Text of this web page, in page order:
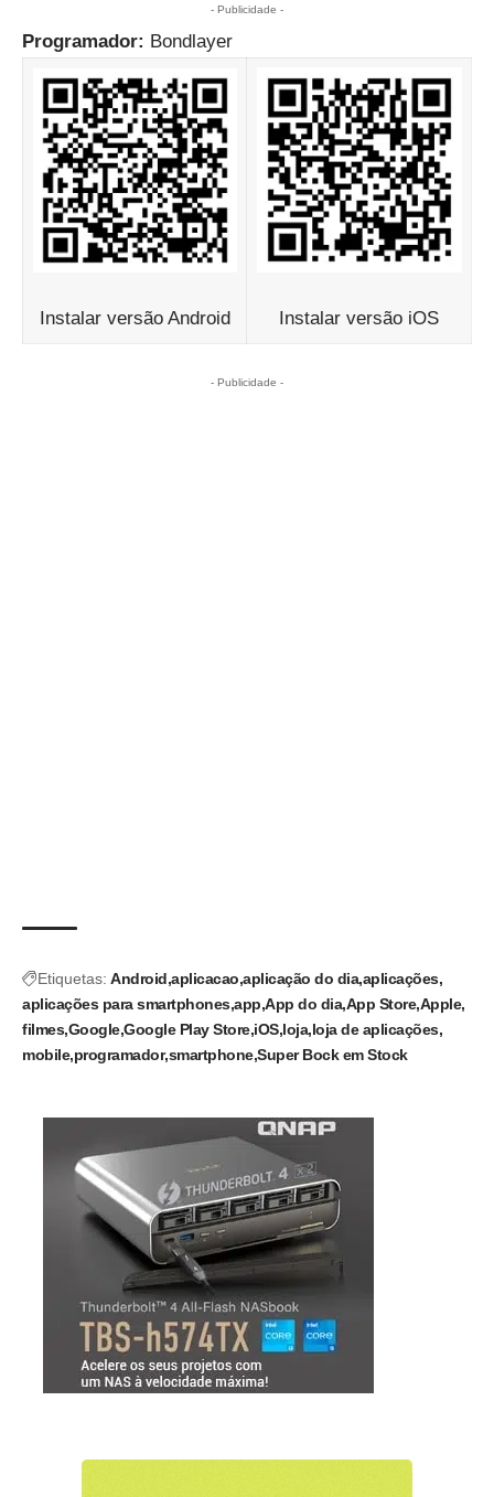
- Publicidade -
Programador: Bondlayer
Instalar versão Android Instalar versão iOS
- Publicidade -
Etiquetas: Android aplicacao aplicação do dia aplicações
aplicações para smartphones app App do dia App Store Apple
filmes Google Google Play Store iOS loja loja de aplicações
mobile programador smartphone Super Bock em Stock